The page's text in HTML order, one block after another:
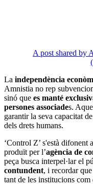
A post shared by
La independència
Amnistia no rep
sinó que es manté
persones associades.
garantir la seva capacitat
dels drets humans.
‘Control Z’ s'està difonent
produït per l’agència de
peça busca interpel·lar el
contundent, i recordar
tant de les institucions